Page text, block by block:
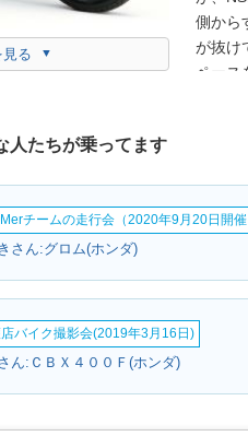
る
側から
が抜け
ペース
人たちが乗ってます
チームの走行会（2020年9月20日開催
さん:グロム(ホンダ)
バイク撮影会(2019年3月16日)
ん:ＣＢＸ４００Ｆ(ホンダ)